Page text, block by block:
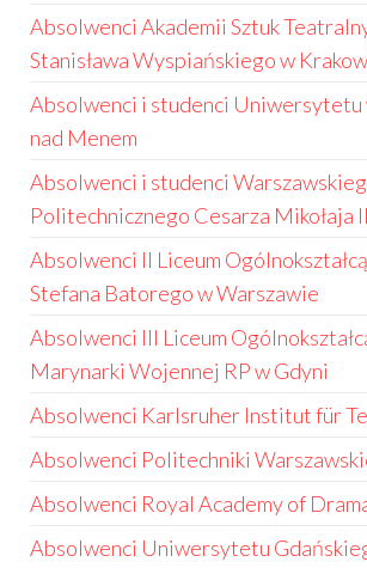
Absolwenci Akademii Sztuk
Stanisława Wyspiańskiego w
Absolwenci i studenci Uniwersytetu
nad Menem
Absolwenci i studenci
Politechnicznego Cesarza Mikołaja II
Absolwenci II Liceum
Stefana Batorego w Warszawie
Absolwenci III Liceum
Marynarki Wojennej RP w Gdyni
Absolwenci Karlsruher Institut für
Absolwenci Politechniki
Absolwenci Royal Academy of
Absolwenci Uniwersytetu